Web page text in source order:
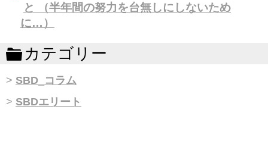
と （半年間の努力を台無しにしないため
に…）
カテゴリー
SBD_コラム
SBDエリート